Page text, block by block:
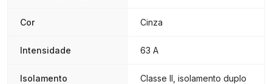
Cor Cinza
Intensidade 63 A
Isolamento Classe II, isolamento duplo